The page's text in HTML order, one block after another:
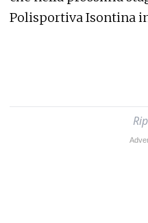
Polisportiva Isontina